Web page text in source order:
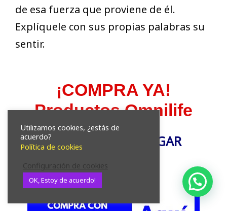
de esa fuerza que proviene de él.
Explíquele con sus propias palabras su
sentir.
¡COMPRA YA!
Productos Omnilife
1- COMPRA SIN PAGAR
AFILIACIÓN.
Utilizamos cookies, ¿estás de
acuerdo?
Política de cookies
Configuración de cookies
OK, Estoy de acuerdo!